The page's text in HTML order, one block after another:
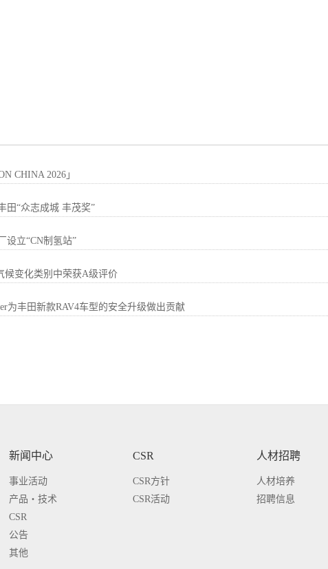
CHINA 2026」
田“众志成城 丰茂奖”
设立“CN制氢站”
候变化类别中荣获A级评价
为丰田新款RAV4车型的安全升级做出贡献
新闻中心
事业活动
产品・技术
CSR
公告
其他
CSR
CSR方针
CSR活动
人材招聘
人材培养
招聘信息